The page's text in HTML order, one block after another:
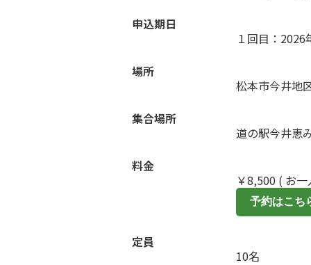
申込期日
１回目：
場所
松本市今井地
集合場所
道の駅今井恵
料金
￥8,500 ( お
予約はこち
定員
10名